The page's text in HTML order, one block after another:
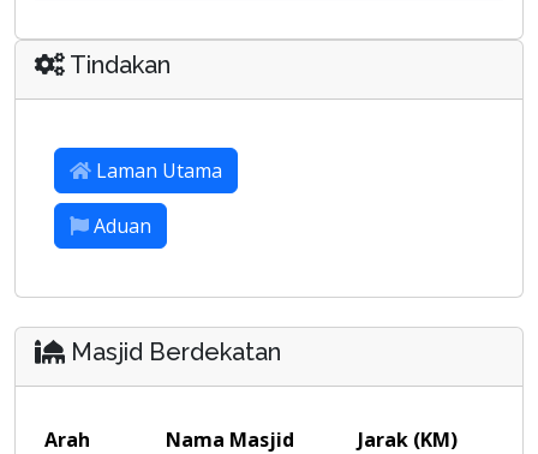
Tindakan
Laman Utama
Aduan
Masjid Berdekatan
Arah Nama Masjid
Jarak (KM)